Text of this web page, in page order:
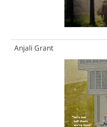
Anjali Grant